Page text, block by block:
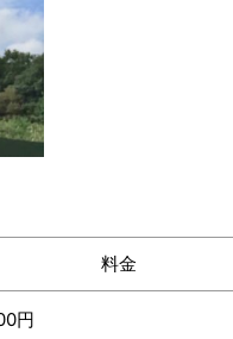
料金
円